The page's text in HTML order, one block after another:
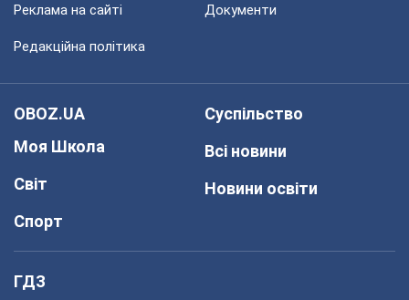
Реклама на сайті Документи
Редакційна політика
OBOZ.UA
Моя Школа
Світ
Спорт
Суспільство
Всі новини
Новини освіти
ГДЗ